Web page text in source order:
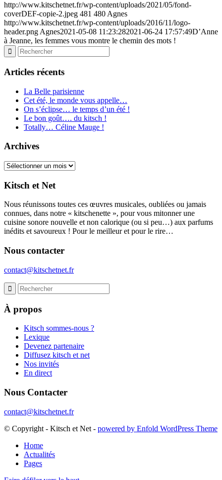
http://www.kitschetnet.fr/wp-content/uploads/2021/05/fond-
coverDEF-copie-2.jpeg 481 480 Agnes
http://www.kitschetnet.fr/wp-content/uploads/2016/11/logo-
header.png Agnes2021-05-08 11:23:282021-06-24 17:57:49D’Anne
à Jeanne, les femmes vous montre le chemin des mots !
Articles récents
La Belle parisienne
Cet été, le monde vous appelle…
On s’éclipse… le temps d’un été !
Le bon goût…. du kitsch !
Totally… Céline Mauge !
Archives
Archives
Kitsch et Net
Nous réunissons toutes ces œuvres musicales, oubliées ou jamais
connues, dans notre « kitschenette », pour vous mitonner une
cuisine sonore nouvelle et non calorique (ou si peu…) aux parfums
inédits et savoureux ! Pour le meilleur et pour le rire…
Nous contacter
contact@kitschetnet.fr
À propos
Kitsch sommes-nous ?
Lexique
Devenez partenaire
Diffusez kitsch et net
Nos invités
En direct
Nous Contacter
contact@kitschetnet.fr
© Copyright - Kitsch et Net - powered by Enfold WordPress Theme
Home
Actualités
Pages